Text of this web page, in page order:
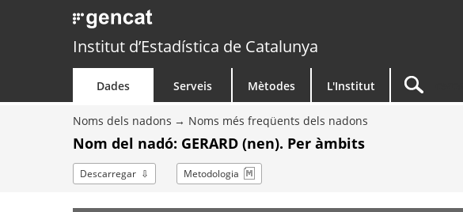
Institut d’Estadística de Catalunya
Dades Serveis Mètodes L'Institut
Noms dels nadons Noms més freqüents dels nadons
Nom del nadó: GERARD (nen). Per àmbits
Descarregar Metodologia